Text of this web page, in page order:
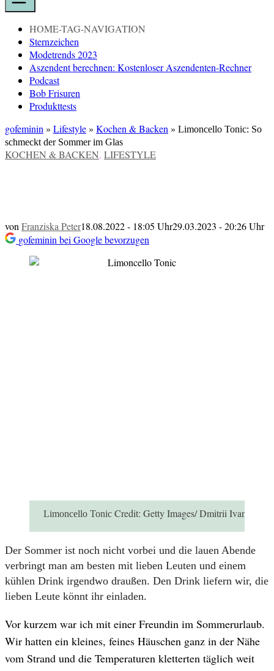
HOME-TAG-NAVIGATION
Sternzeichen
Modetrends 2023
Aszendent berechnen: Kostenloser Aszendenten-Rechner
Podcast
Bob Frisuren
Produkttests
gofeminin » Lifestyle» Kochen & Backen » Limoncello Tonic: So
schmeckt der Sommer im Glas
VERÖFFENTLICHT
KOCHEN & BACKEN, LIFESTYLE
von Franziska Peter18.08.2022 - 18:05 Uhr29.03.2023 - 20:26 Uhr
gofeminin bei Google bevorzugen
Limoncello Tonic Credit: Getty Images/ Dmitrii Ivanov
Der Sommer ist noch nicht vorbei und die lauen Abende
verbringt man am besten mit lieben Leuten und einem
kühlen Drink irgendwo draußen. Den Drink liefern wir, die
lieben Leute könnt ihr einladen.
Vor kurzem war ich mit einer Freundin im Sommerurlaub.
Wir hatten ein kleines, feines Häuschen ganz in der Nähe
vom Strand und die Temperaturen kletterten täglich weit